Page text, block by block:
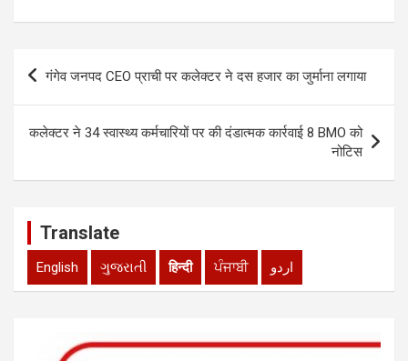
A
p
p
o
o
k
n
Post
गंगेव जनपद CEO प्राची पर कलेक्टर ने दस हजार का जुर्माना लगाया
कलेक्टर ने 34 स्वास्थ्य कर्मचारियों पर की दंडात्मक कार्रवाई 8 BMO को
नोटिस
Translate
English ગુજરાતી हिन्दी ਪੰਜਾਬੀ اردو